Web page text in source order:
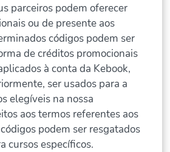
parceiros podem oferecer
ou de presente aos
códigos podem ser
de créditos promocionais
à conta da Kebook,
ser usados para a
elegíveis na nossa
aos termos referentes aos
podem ser resgatados
cursos específicos.